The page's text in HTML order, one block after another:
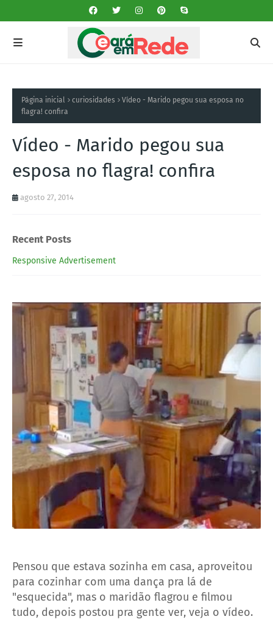
Página inicial curiosidades
Vídeo - Marido pegou sua esposa no
flagra! confira
Vídeo - Marido pegou sua
esposa no flagra! confira
agosto 27, 2014
Recent Posts
Responsive Advertisement
Pensou que estava sozinha em casa, aproveitou
para cozinhar com uma dança pra lá de
"esquecida", mas o maridão flagrou e filmou
tudo, depois postou pra gente ver, veja o vídeo.